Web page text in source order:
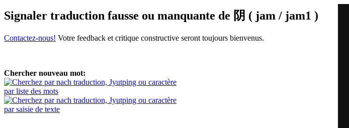
Signaler traduction fausse ou manquante de 阴 ( jam / jam1 )
Contactez-nous! Votre feedback et critique constructive seront toujours bienvenus.
Chercher nouveau mot:
par liste des mots
par saisie de texte